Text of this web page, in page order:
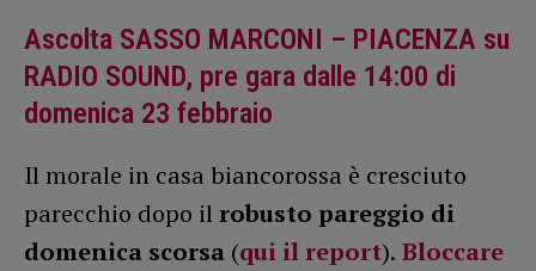
Ascolta SASSO MARCONI – PIACENZA su
RADIO SOUND, pre gara dalle 14:00 di
domenica 23 febbraio
Il morale in casa biancorossa è cresciuto
parecchio dopo il robusto pareggio di
domenica scorsa (qui il report). Bloccare